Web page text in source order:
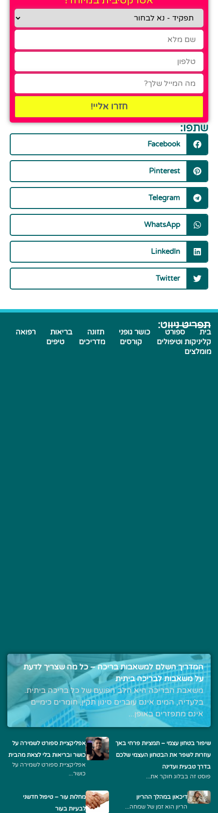
חזרו אליי!
שתפו:
Facebook
Pinterest
Telegram
WhatsApp
LinkedIn
Twitter
תפריט ניווט:
בית ספורט כושר גופני תזונה בריאות
רפואה
קליניקות וטיפולים
קורסים מדריכים
טיפים
מומלצים
המדריך השלם למשאבות בריכה – כל מה שצריך לדעת
על משאבות לבריכה ביתית
משאבת הבריכה היא הלב הפועם של כל בריכה ביתית.
בלעדיה, המים אינם עוברים סינון תקין, חומרים כימיים
אינם מתפזרים באופן...
שיפור בטחון עצמי – תמציות פרחי באך
עוזרות לשפר את הבטחון העצמי שלכם
בדרך טבעית ועדינה
פוסט זה בבלוג חוקר את...
אפליקציית ספורט לשמירה על
כושר ובריאות בלי לצאת מהבית
אפליקציית ספורט לשמירה על
כושר...
דיכאון במהלך ההריון
הריון הוא זמן של שמחה...
מחלות עור – טיפול חדשני
לבעיות בעור